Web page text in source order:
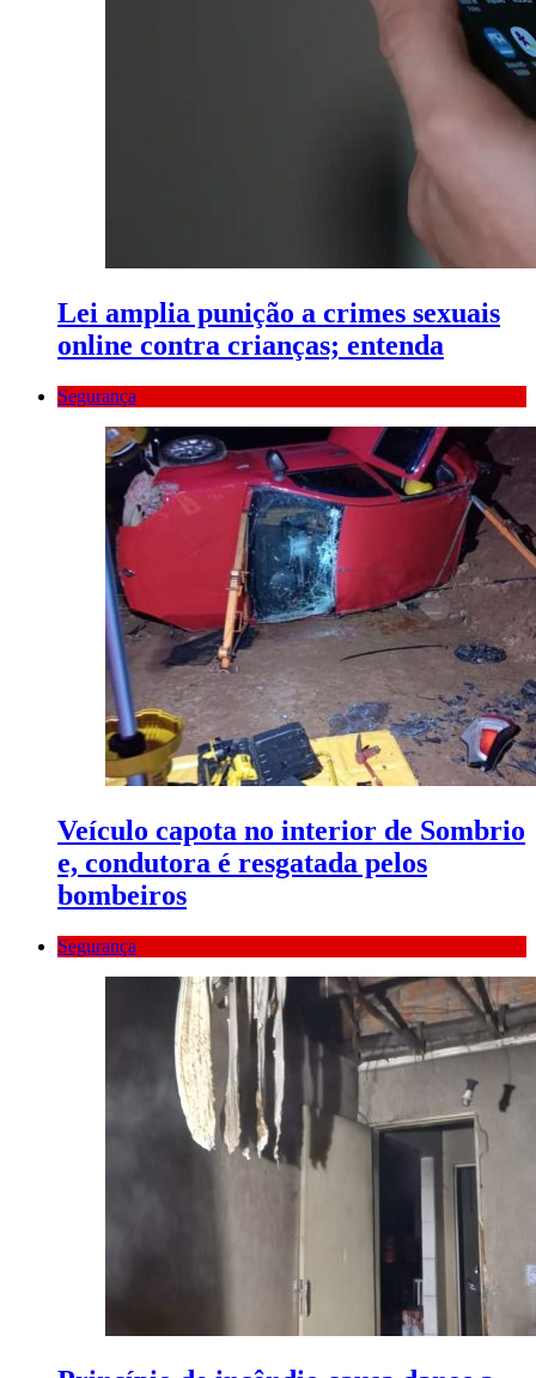
Lei amplia punição a crimes sexuais
online contra crianças; entenda
Segurança
Veículo capota no interior de Sombrio
e, condutora é resgatada pelos
bombeiros
Segurança